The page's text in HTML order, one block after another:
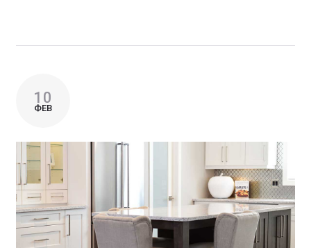
10
ФЕВ